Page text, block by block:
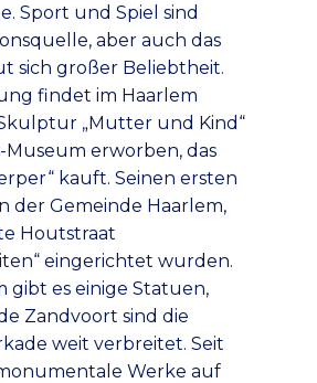
Sport und Spiel sind
aber auch das
sich großer Beliebtheit.
findet im Haarlem
„Mutter und Kind“
Museum erworben, das
kauft. Seinen ersten
der Gemeinde Haarlem,
Houtstraat
eingerichtet wurden.
gibt es einige Statuen,
Zandvoort sind die
weit verbreitet. Seit
Werke auf